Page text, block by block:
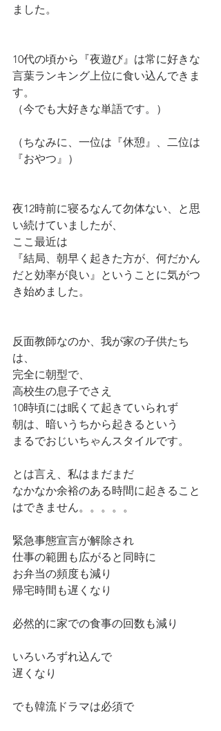
ました。
10代の頃から『夜遊び』は常に好きな
言葉ランキング上位に食い込んできま
す。
（今でも大好きな単語です。）
（ちなみに、一位は『休憩』、二位は
『おやつ』）
夜12時前に寝るなんて勿体ない、と思
い続けていましたが、
ここ最近は
『結局、朝早く起きた方が、何だかん
だと効率が良い』ということに気がつ
き始めました。
反面教師なのか、我が家の子供たち
は、
完全に朝型で、
高校生の息子でさえ
10時頃には眠くて起きていられず
朝は、暗いうちから起きるという
まるでおじいちゃんスタイルです。
とは言え、私はまだまだ
なかなか余裕のある時間に起きること
はできません。。。。。
緊急事態宣言が解除され
仕事の範囲も広がると同時に
お弁当の頻度も減り
帰宅時間も遅くなり
必然的に家での食事の回数も減り
いろいろずれ込んで
遅くなり
でも韓流ドラマは必須で